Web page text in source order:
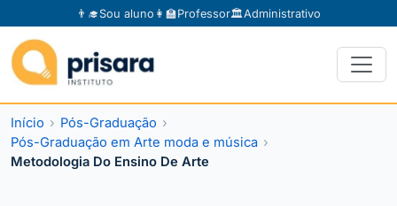
👨‍🎓Sou aluno 👩‍🏫Professor🏛️Administrativo
Início
Pós-Graduação
Pós-Graduação em Arte moda e música
Metodologia Do Ensino De Arte